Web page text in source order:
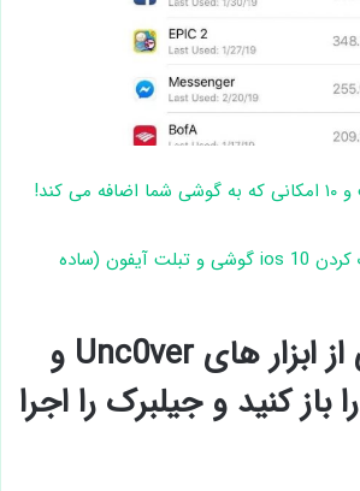
جیلبریک چیست و ۱۰ امکانی که به گوشی شما اضافه می کند!
آموزش جیلبریک کردن ios 10 گوشی و تبلت آیفون (ساده
مرحله ۴ یکی از ابزار های Unc0ver و
یا Chimera را باز کنید و جیلبرک را اجرا